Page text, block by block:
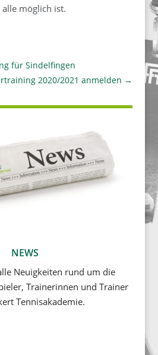
möglich ist.
für Sindelfingen
2020/2021 anmelden →
NEWS
Neuigkeiten rund um die
Trainerinnen und Trainer
Tennisakademie.